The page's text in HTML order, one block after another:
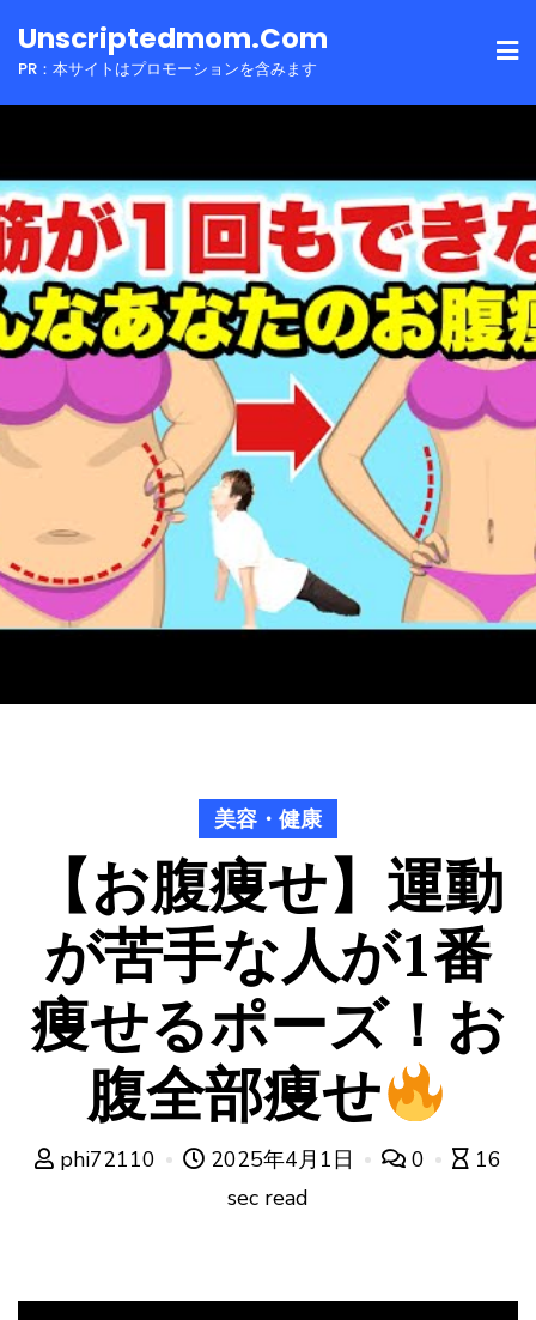
toUnscriptedmom.com
PR：本サイトはプロモーションを含みます
美容・健康
【お腹痩せ】運動
が苦手な人が1番
痩せるポーズ！お
腹全部痩せ
phi72110 2025年4月1日 0
16
sec read